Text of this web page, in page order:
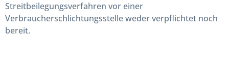
Streitbeilegungsverfahren vor einer
Verbraucherschlichtungsstelle weder verpflichtet noch
bereit.